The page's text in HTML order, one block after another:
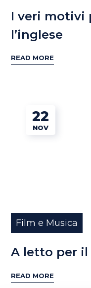
I veri motivi
l’inglese
READ MORE
22
NOV
Film e Musica
A letto per il
READ MORE